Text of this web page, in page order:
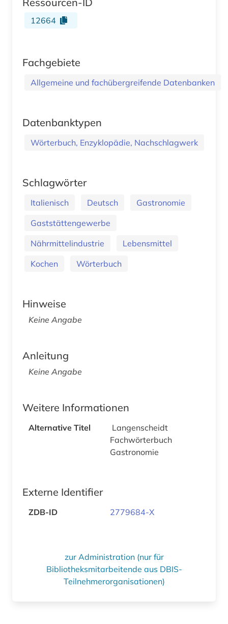
12664
Fachgebiete
Allgemeine und fachübergreifende Datenbanken
Datenbanktypen
Wörterbuch, Enzyklopädie, Nachschlagwerk
Schlagwörter
Italienisch Deutsch
Gastronomie
Gaststättengewerbe
Nährmittelindustrie
Lebensmittel
Kochen
Wörterbuch
Hinweise
Keine Angabe
Anleitung
Keine Angabe
Weitere Informationen
Alternative Titel
Langenscheidt
Fachwörterbuch
Gastronomie
Externe Identifier
ZDB-ID 2779684-X
zur Administration (nur für
Bibliotheksmitarbeitende aus DBIS-
Teilnehmerorganisationen)